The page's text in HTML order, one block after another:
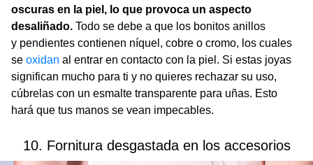
oscuras en la piel, lo que provoca un aspecto
desaliñado. Todo se debe a que los bonitos anillos
y pendientes contienen níquel, cobre o cromo, los cuales
se oxidan al entrar en contacto con la piel. Si estas joyas
significan mucho para ti y no quieres rechazar su uso,
cúbrelas con un esmalte transparente para uñas. Esto
hará que tus manos se vean impecables.
10. Fornitura desgastada en los accesorios